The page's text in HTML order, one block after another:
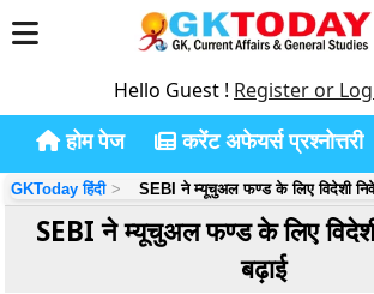
Hello Guest ! Register or
होम पेज करेंट अफेयर्स प्रश्नोत्तरी
GKToday हिंदी SEBI ने म्यूचुअल फण्ड के लिए विदेशी
SEBI ने म्यूचुअल फण्ड के लिए
बढ़ाई